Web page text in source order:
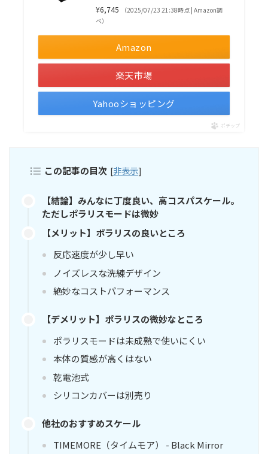
¥6,745
（2025/07/23 21:38時点 | Amazon調
べ）
Amazon
楽天市場
Yahooショッピング
ポチップ
この記事の目次 [非表示]
【結論】みんなに丁度良い、高コスパスケール。
ただしポラリスモードは微妙
【メリット】ポラリスの良いところ
反応速度が少し早い
ノイズレスな洗練デザイン
絶妙なコストパフォーマンス
【デメリット】ポラリスの微妙なところ
ポラリスモードは未成熟で使いにくい
本体の質感が高くはない
乾電池式
シリコンカバーは別売り
他社のおすすめスケール
TIMEMORE（タイムモア） - Black Mirror